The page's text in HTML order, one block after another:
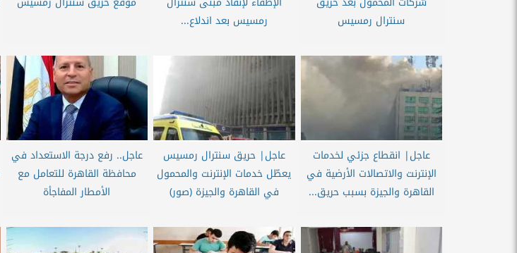
سنترال رمسيس
رمسيس بعد اندلاع...
عاجل| انقطاع جزئي لخدمات
الإنترنت والاتصالات الأرضية في
القاهرة والجيزة بسبب حريق...
عاجل| حريق سنترال رمسيس
يعطّل خدمات الإنترنت والمحمول
في القاهرة والجيزة (صور)
عاجل.. رفع درجة الاستعداد في
محافظة القاهرة للتعامل مع
الأمطار المفاجأة